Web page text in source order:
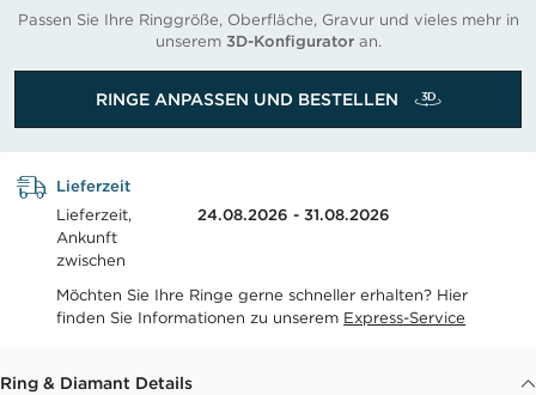
Passen Sie Ihre Ringgröße, Oberfläche, Gravur und vieles mehr in
unserem 3D-Konfiguratoran.
RINGE ANPASSEN UND BESTELLEN
Lieferzeit
Lieferzeit,
Ankunft
zwischen
24.08.2026 - 31.08.2026
Möchten Sie Ihre Ringe gerne schneller erhalten? Hier
finden Sie Informationen zu unserem Express-Service
Ring & Diamant Details